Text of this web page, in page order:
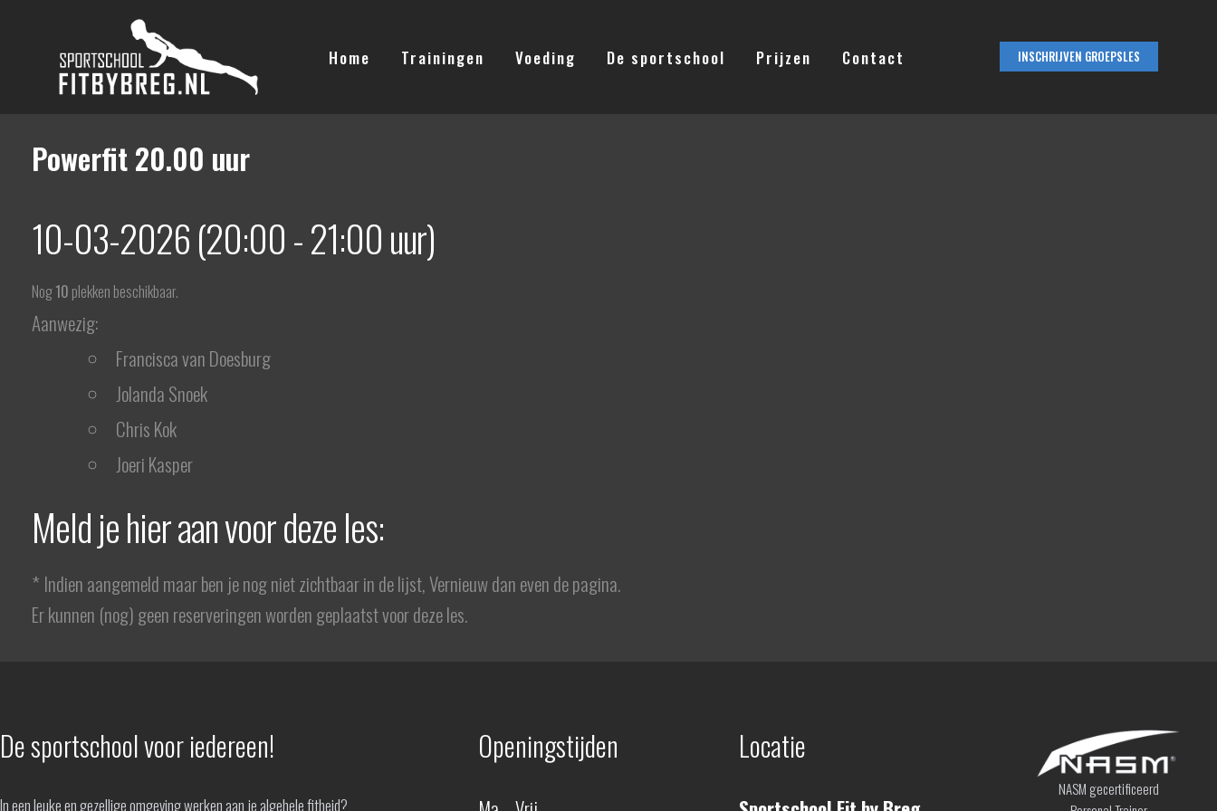
Home Trainingen Voeding De sportschool Prijzen Contact INSCHRIJVEN GROEPSLES
Powerfit 20.00 uur
10-03-2026 (20:00 - 21:00 uur)
Nog10 plekken beschikbaar.
Aanwezig:
Francisca van Doesburg
Jolanda Snoek
Chris Kok
Joeri Kasper
Meld je hier aan voor deze les:
* Indien aangemeld maar ben je nog niet zichtbaar in de lijst, Vernieuw dan even de pagina.
Er kunnen (nog) geen reserveringen worden geplaatst voor deze les.
De sportschool voor iedereen!
In een leuke en gezellige omgeving werken aan je algehele fitheid?
Openingstijden Locatie
NASM gecertificeerd